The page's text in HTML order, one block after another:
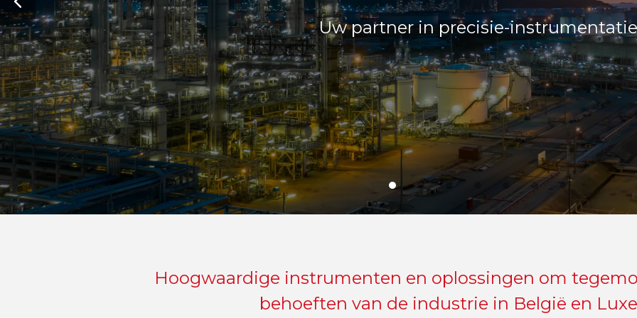
Uw partner in precisie-instrumentatie
deskundigheid van de
wetenschap.
Hoogwaardige instrumenten en oplossingen om
behoeften van de industrie in België en